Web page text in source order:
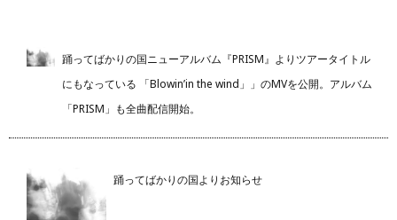
踊ってばかりの国ニューアルバム『PRISM』よりツアータイトル
にもなっている 「Blowin’in the wind」」のMVを公開。アルバム
「PRISM」も全曲配信開始。
踊ってばかりの国よりお知らせ